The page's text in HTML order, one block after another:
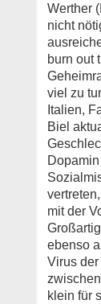
Werther
nicht
burn out
viel zu
Italien,
Biel
mit der
ebenso
Virus
klein für